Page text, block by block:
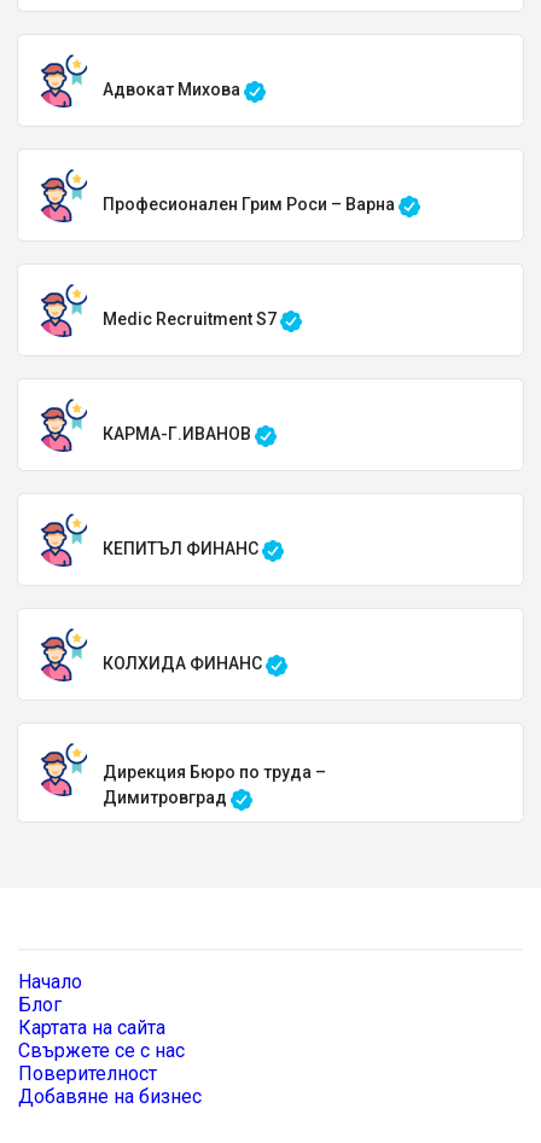
Адвокат Михова
Професионален Грим Роси – Варна
Medic Recruitment S7
КАРМА-Г.ИВАНОВ
КЕПИТЪЛ ФИНАНС
КОЛХИДА ФИНАНС
Дирекция Бюро по труда –
Димитровград
Начало
Блог
Картата на сайта
Свържете се с нас
Поверителност
Добавяне на бизнес